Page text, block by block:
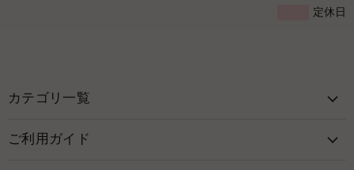
定休日
カテゴリ一覧
ご利用ガイド